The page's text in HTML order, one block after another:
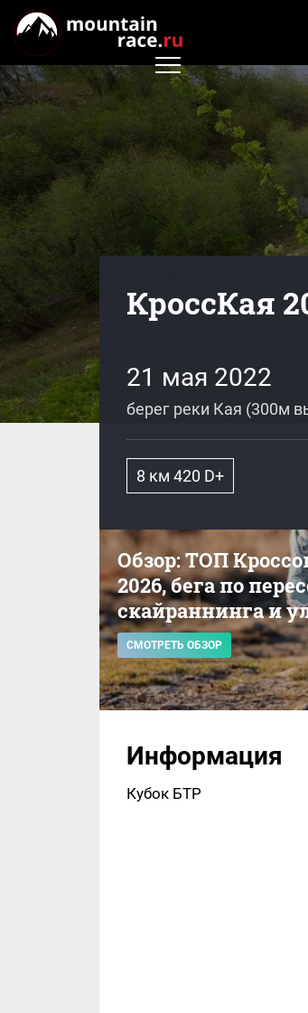
КроссКая
21 мая 2022
берег реки Кая (300м
8 км 420 D+
Обзор: ТОП
2026, бега по
скайраннинга и
СМОТРЕТЬ ОБЗОР
Информация
Кубок БТР